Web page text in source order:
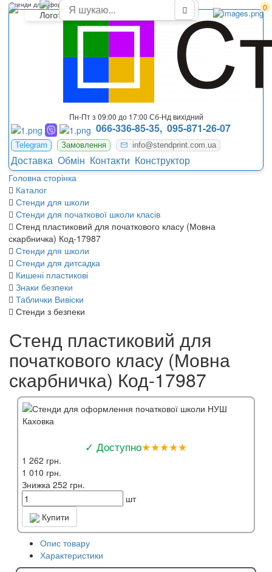
0
Пн-Пт з 09:00 до 17:00 Сб-Нд вихідний
066-336-85-35, 095-871-26-07
Telegram Замовлення info@stendprint.com.ua
Доставка Обмін Контакти Конструктор
Головна сторінка
Каталог
Стенди для школи
Стенди для початкової школи класів
Стенд пластиковий для початкового класу (Мовна
скарбничка) Код-17987
Стенди для школи
Стенди для дитсадка
Кишені пластикові
Знаки безпеки
Таблички Вивіски
Стенди з безпеки
Стенди для оформлення початкової школи НУШ Каховка
Стенд пластиковий для
початкового класу (Мовна
скарбничка) Код-17987
✓ Доступно★★★★★
1 262 грн.
1 010 грн.
Знижка 252 грн.
шт
Купити
Опис товару
Характеристики